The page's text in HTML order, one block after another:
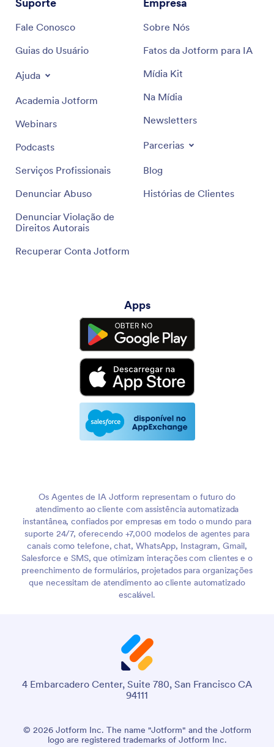
Fale Conosco
Guias do Usuário
Ajuda
Academia Jotform
Webinars
Podcasts
Serviços Profissionais
Denunciar Abuso
Denunciar Violação de
Direitos Autorais
Recuperar Conta Jotform
Sobre Nós
Fatos da Jotform para IA
Mídia Kit
Na Mídia
Newsletters
Parcerias
Blog
Histórias de Clientes
Apps
Os Agentes de IA Jotform representam o futuro do
atendimento ao cliente com assistência automatizada
instantânea, confiados por empresas em todo o mundo para
suporte 24/7, oferecendo +7,000 modelos de agentes para
canais como telefone, chat, WhatsApp, Instagram, Gmail,
Salesforce e SMS, que otimizam interações com clientes e o
preenchimento de formulários, projetados para organizações
que necessitam de atendimento ao cliente automatizado
escalável.
4 Embarcadero Center, Suite 780, San Francisco CA
94111
© 2026 Jotform Inc. The name "Jotform" and the Jotform
logo are registered trademarks of Jotform Inc.